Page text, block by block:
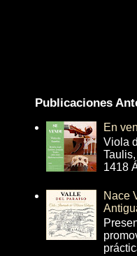
Publicaciones
En
Viola
1418
Nace